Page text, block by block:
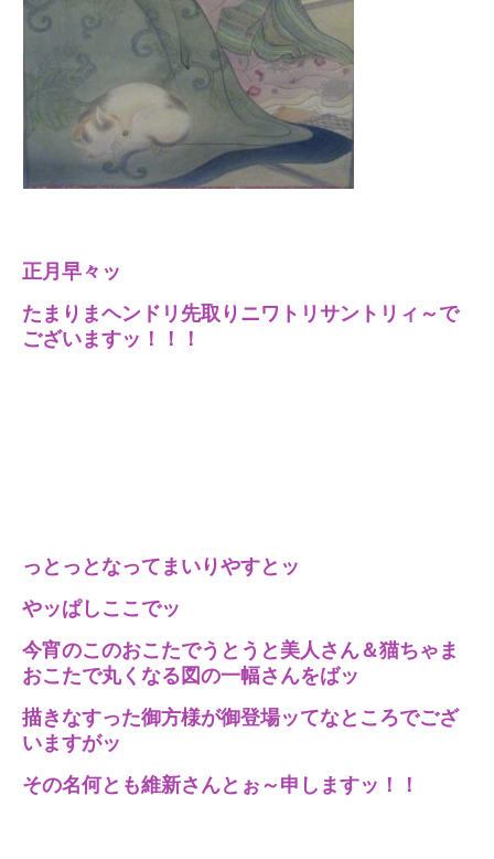
正月早々ッ
たまりまヘンドリ先取りニワトリサントリィ～で
ございますッ！！！
っとっとなってまいりやすとッ
やッぱしここでッ
今宵のこのおこたでうとうと美人さん＆猫ちゃま
おこたで丸くなる図の一幅さんをばッ
描きなすった御方様が御登場ッてなところでござ
いますがッ
その名何とも維新さんとぉ～申しますッ！！